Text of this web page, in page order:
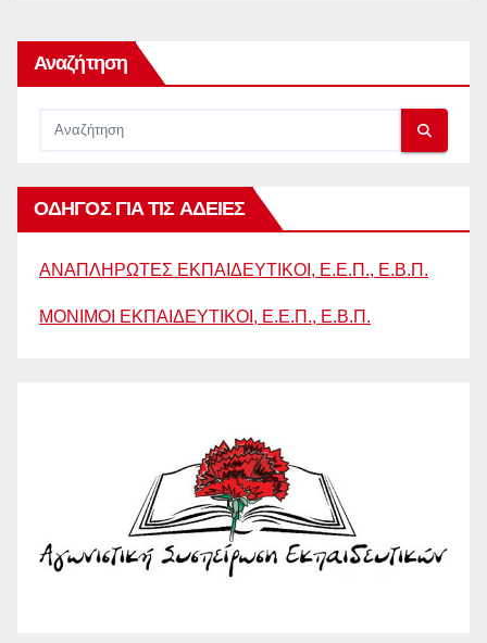
Αναζήτηση
ΟΔΗΓΟΣ ΓΙΑ ΤΙΣ ΑΔΕΙΕΣ
ΑΝΑΠΛΗΡΩΤΕΣ ΕΚΠΑΙΔΕΥΤΙΚΟΙ, Ε.Ε.Π., Ε.Β.Π.
ΜΟΝΙΜΟΙ ΕΚΠΑΙΔΕΥΤΙΚΟΙ, Ε.Ε.Π., Ε.Β.Π.